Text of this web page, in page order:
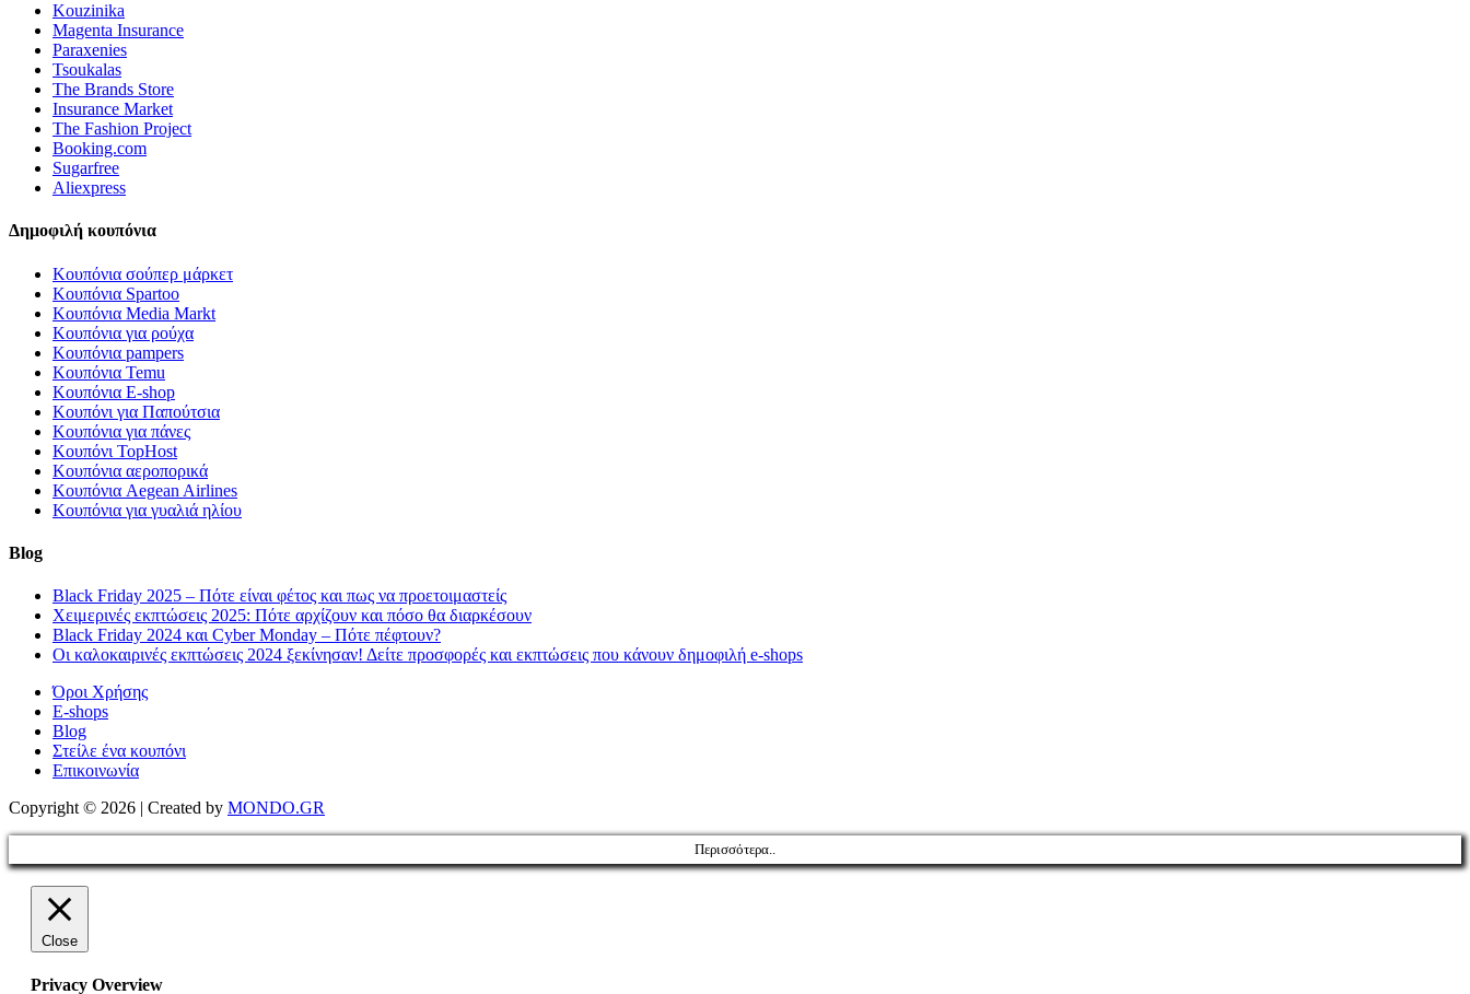
Kouzinika
Magenta Insurance
Paraxenies
Tsoukalas
The Brands Store
Insurance Market
The Fashion Project
Booking.com
Sugarfree
Aliexpress
Δημοφιλή κουπόνια
Κουπόνια σούπερ μάρκετ
Κουπόνια Spartoo
Κουπόνια Media Markt
Κουπόνια για ρούχα
Κουπόνια pampers
Κουπόνια Temu
Κουπόνια E-shop
Κουπόνι για Παπούτσια
Κουπόνια για πάνες
Κουπόνι TopHost
Κουπόνια αεροπορικά
Κουπόνια Aegean Airlines
Κουπόνια για γυαλιά ηλίου
Blog
Black Friday 2025 – Πότε είναι φέτος και πως να προετοιμαστείς
Χειμερινές εκπτώσεις 2025: Πότε αρχίζουν και πόσο θα διαρκέσουν
Black Friday 2024 και Cyber Monday – Πότε πέφτουν?
Οι καλοκαιρινές εκπτώσεις 2024 ξεκίνησαν! Δείτε προσφορές και εκπτώσεις που κάνουν δημοφιλή e-shops
Όροι Χρήσης
E-shops
Blog
Στείλε ένα κουπόνι
Επικοινωνία
Copyright © 2026 | Created by MONDO.GR
Περισσότερα..
Close
Privacy Overview